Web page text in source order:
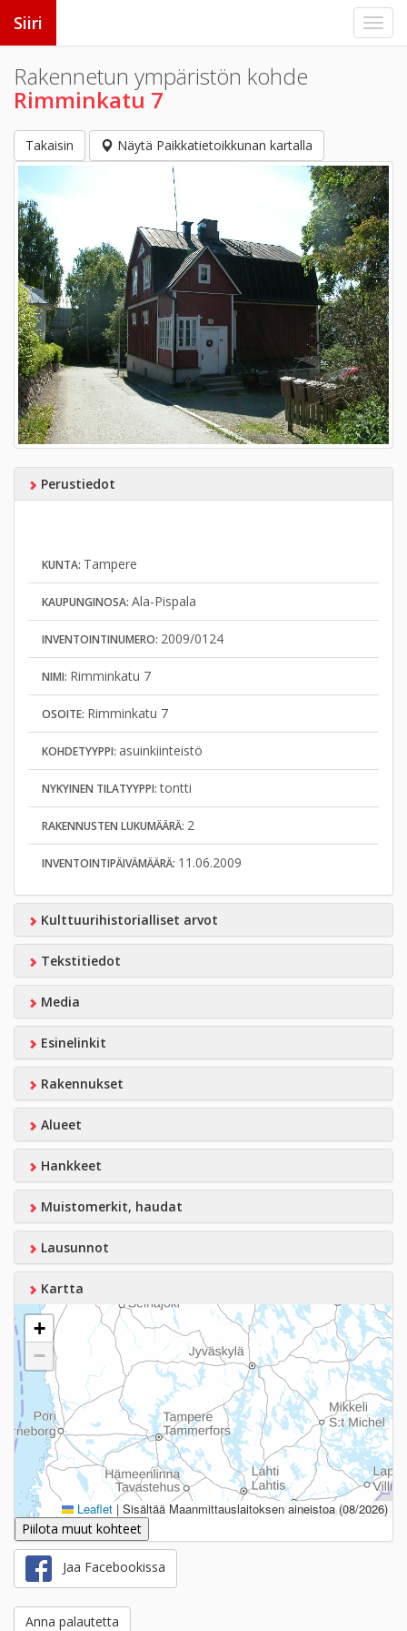
Siiri
Rakennetun ympäristön kohde
Rimminkatu 7
Takaisin Näytä Paikkatietoikkunan kartalla
Perustiedot
KUNTA: Tampere
KAUPUNGINOSA: Ala-Pispala
INVENTOINTINUMERO: 2009/0124
NIMI: Rimminkatu 7
OSOITE: Rimminkatu 7
KOHDETYYPPI: asuinkiinteistö
NYKYINEN TILATYYPPI:tontti
RAKENNUSTEN LUKUMÄÄRÄ: 2
INVENTOINTIPÄIVÄMÄÄRÄ: 11.06.2009
Kulttuurihistorialliset arvot
Tekstitiedot
Media
Esinelinkit
Rakennukset
Alueet
Hankkeet
Muistomerkit, haudat
Lausunnot
Kartta
+
−
Leaflet | Sisältää Maanmittauslaitoksen aineistoa (08/2026)
Piilota muut kohteet
Jaa Facebookissa
Anna palautetta